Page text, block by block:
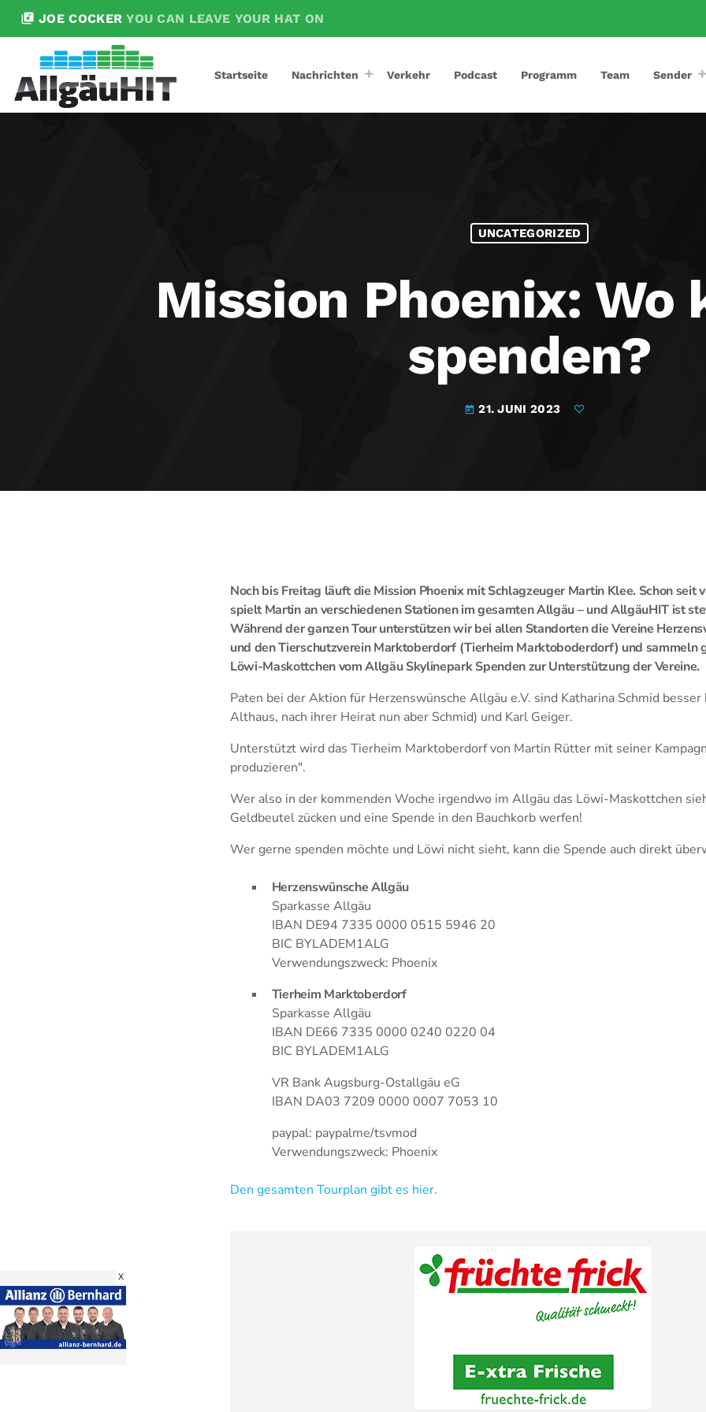
library_music JOE COCKER YOU CAN LEAVE YOUR HAT ON
Startseite Nachrichten Verkehr Podcast Programm Team Sender
UNCATEGORIZED
Mission Phoenix: Wo
spenden?
today 21. JUNI 2023
Noch bis Freitag läuft die Mission Phoenix mit Schlagzeuger Martin Klee. Schon seit
spielt Martin an verschiedenen Stationen im gesamten Allgäu – und AllgäuHIT ist
Während der ganzen Tour unterstützen wir bei allen Standorten die Vereine
und den Tierschutzverein Marktoberdorf (Tierheim Marktoboderdorf) und sammeln
Löwi-Maskottchen vom Allgäu Skylinepark Spenden zur Unterstützung der Vereine.
Paten bei der Aktion für Herzenswünsche Allgäu e.V. sind Katharina Schmid
Althaus, nach ihrer Heirat nun aber Schmid) und Karl Geiger.
Unterstützt wird das Tierheim Marktoberdorf von Martin Rütter mit seiner
produzieren".
Wer also in der kommenden Woche irgendwo im Allgäu das Löwi-Maskottchen
Geldbeutel zücken und eine Spende in den Bauchkorb werfen!
Wer gerne spenden möchte und Löwi nicht sieht, kann die Spende auch direkt
Herzenswünsche Allgäu
Sparkasse Allgäu
IBAN DE94 7335 0000 0515 5946 20
BIC BYLADEM1ALG
Verwendungszweck: Phoenix
Tierheim Marktoberdorf
Sparkasse Allgäu
IBAN DE66 7335 0000 0240 0220 04
BIC BYLADEM1ALG
VR Bank Augsburg-Ostallgäu eG
IBAN DA03 7209 0000 0007 7053 10
paypal: paypalme/tsvmod
Verwendungszweck: Phoenix
Den gesamten Tourplan gibt es hier.
X